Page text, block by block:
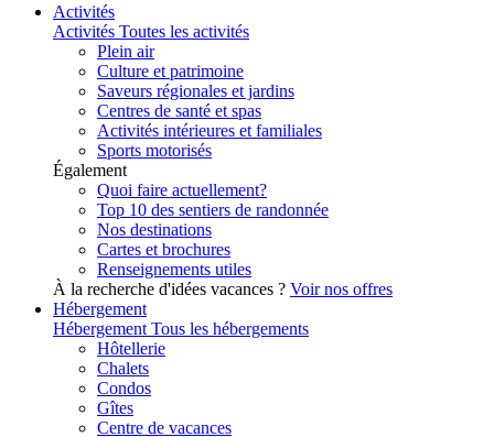
Activités
Activités Toutes les activités
Plein air
Culture et patrimoine
Saveurs régionales et jardins
Centres de santé et spas
Activités intérieures et familiales
Sports motorisés
Également
Quoi faire actuellement?
Top 10 des sentiers de randonnée
Nos destinations
Cartes et brochures
Renseignements utiles
À la recherche d'idées vacances ? Voir nos offres
Hébergement
Hébergement Tous les hébergements
Hôtellerie
Chalets
Condos
Gîtes
Centre de vacances